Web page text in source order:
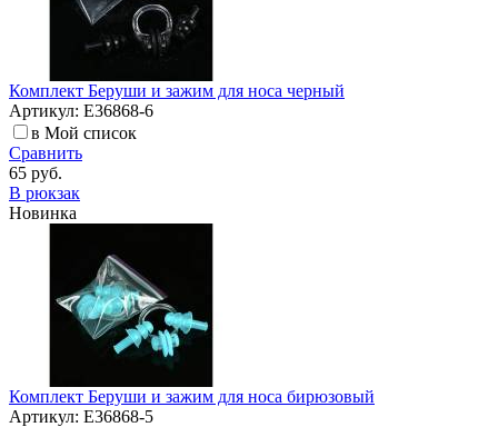
Комплект Беруши и зажим для носа черный
Артикул: E36868-6
в Мой список
Сравнить
65 руб.
В рюкзак
Новинка
Комплект Беруши и зажим для носа бирюзовый
Артикул: E36868-5